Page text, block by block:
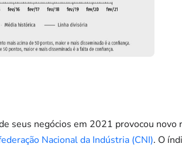
seus negócios em 2021 provocou novo
Nacional da Indústria (CNI). O